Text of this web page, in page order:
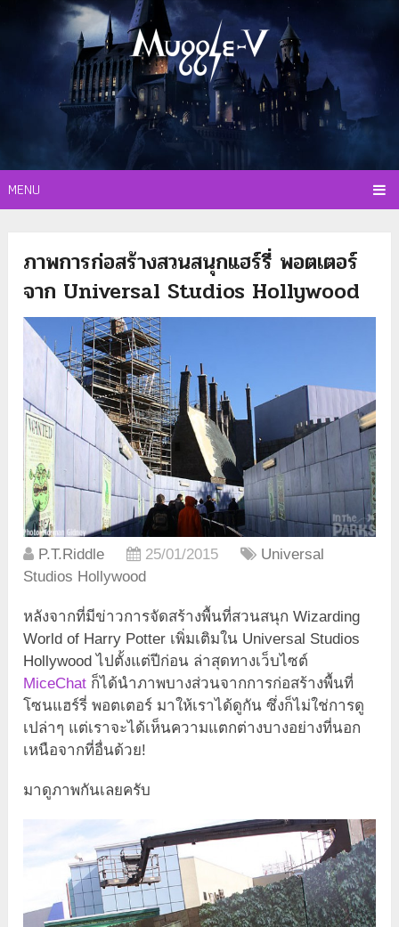
MENU
ภาพการก่อสร้างสวนสนุกแฮร์รี่ พอตเตอร์
จาก Universal Studios Hollywood
P.T.Riddle 25/01/2015
Universal
Studios Hollywood
หลังจากที่มีข่าวการจัดสร้างพื้นที่สวนสนุก Wizarding
World of Harry Potter เพิ่มเติมใน Universal Studios
Hollywood ไปตั้งแต่ปีก่อน ล่าสุดทางเว็บไซต์
MiceChat ก็ได้นำภาพบางส่วนจากการก่อสร้างพื้นที่
โซนแฮร์รี่ พอตเตอร์ มาให้เราได้ดูกัน ซึ่งก็ไม่ใช่การดู
เปล่าๆ แต่เราจะได้เห็นความแตกต่างบางอย่างที่นอก
เหนือจากที่อื่นด้วย!
มาดูภาพกันเลยครับ